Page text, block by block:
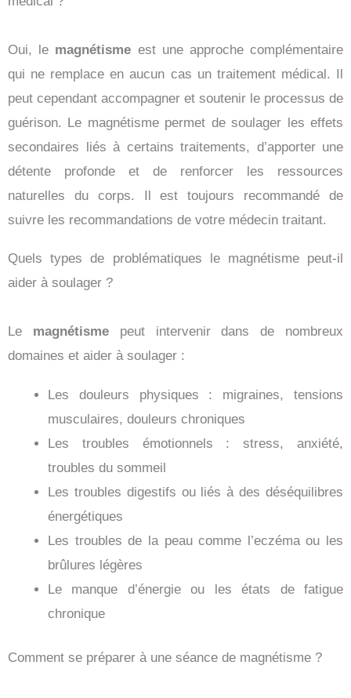
Oui, le magnétisme est une approche complémentaire
qui ne remplace en aucun cas un traitement médical. Il
peut cependant accompagner et soutenir le processus de
guérison. Le magnétisme permet de soulager les effets
secondaires liés à certains traitements, d’apporter une
détente profonde et de renforcer les ressources
naturelles du corps. Il est toujours recommandé de
suivre les recommandations de votre médecin traitant.
Quels types de problématiques le magnétisme peut-il
aider à soulager ?
Le magnétismepeut intervenir dans de nombreux
domaines et aider à soulager :
Les douleurs physiques : migraines, tensions
musculaires, douleurs chroniques
Les troubles émotionnels : stress, anxiété,
troubles du sommeil
Les troubles digestifs ou liés à des déséquilibres
énergétiques
Les troubles de la peau comme l’eczéma ou les
brûlures légères
Le manque d’énergie ou les états de fatigue
chronique
Comment se préparer à une séance de magnétisme ?